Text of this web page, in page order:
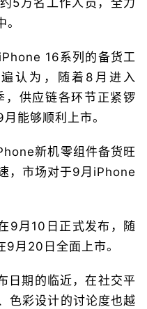
5万名工作人员，全力
16系列的备货工
认为，随着8月进入
供应链各环节正紧锣
能够顺利上市。
新机零组件备货旺
，市场对于9月iPhone
9月10日正式发布，随
月20日全面上市。
日期的临近，在社交平
色彩设计的讨论度也越